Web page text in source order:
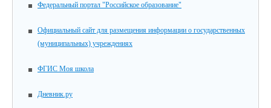
Федеральный портал "Российское образование"
Официальный сайт для размещения информации о государственных
(муниципальных) учреждениях
ФГИС Моя школа
Дневник.ру